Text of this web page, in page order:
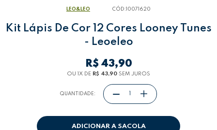
LEO&LEO CÓD: 10071620
Kit Lápis De Cor 12 Cores Looney Tunes
- Leoeleo
R$ 43,90
OU 1X DE R$ 43,90 SEM JUROS
QUANTIDADE:
ADICIONAR A SACOLA